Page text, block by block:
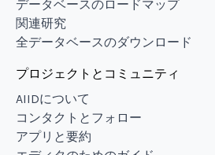
データベースのロードマップ
関連研究
全データベースのダウンロード
プロジェクトとコミュニティ
AIIDについて
コンタクトとフォロー
アプリと要約